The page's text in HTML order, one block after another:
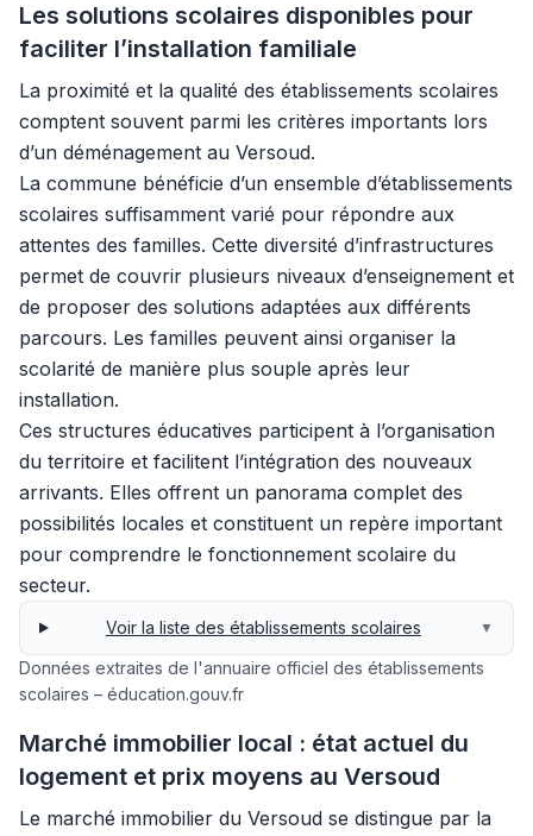
Les solutions scolaires disponibles pour
faciliter l’installation familiale
La proximité et la qualité des établissements scolaires
comptent souvent parmi les critères importants lors
d’un déménagement au Versoud.
La commune bénéficie d’un ensemble d’établissements
scolaires suffisamment varié pour répondre aux
attentes des familles. Cette diversité d’infrastructures
permet de couvrir plusieurs niveaux d’enseignement et
de proposer des solutions adaptées aux différents
parcours. Les familles peuvent ainsi organiser la
scolarité de manière plus souple après leur
installation.
Ces structures éducatives participent à l’organisation
du territoire et facilitent l’intégration des nouveaux
arrivants. Elles offrent un panorama complet des
possibilités locales et constituent un repère important
pour comprendre le fonctionnement scolaire du
secteur.
Voir la liste des établissements scolaires ▼
Données extraites de l'annuaire officiel des établissements
scolaires – éducation.gouv.fr
Marché immobilier local : état actuel du
logement et prix moyens au Versoud
Le marché immobilier du Versoud se distingue par la